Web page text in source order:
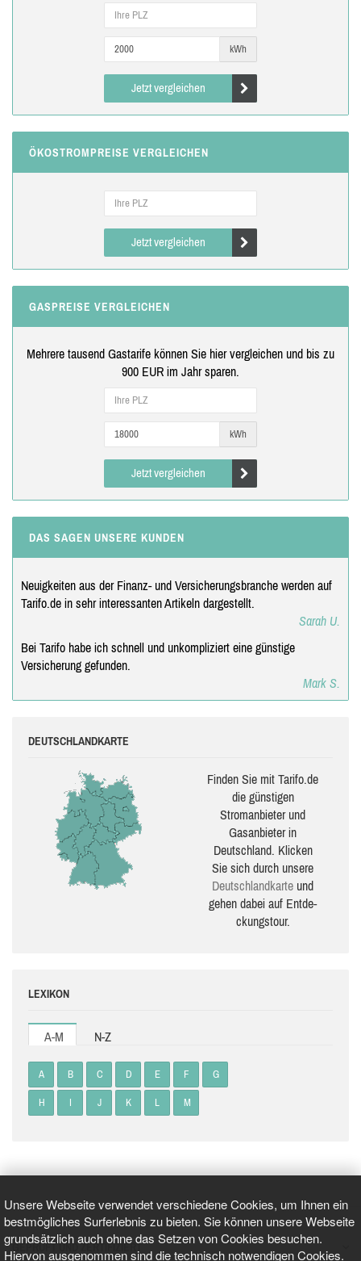
Unsere Webseite verwendet verschiedene Cookies, um Ihnen ein
bestmögliches Surferlebnis zu bieten. Sie können unsere Webseite
grundsätzlich auch ohne das Setzen von Cookies besuchen.
Hiervon ausgenommen sind die technisch notwendigen Cookies.
kWh
Jetzt vergleichen
ÖKOSTROMPREISE VERGLEICHEN
Jetzt vergleichen
GASPREISE VERGLEICHEN
Mehrere tausend Gastarife können Sie hier vergleichen und bis zu
900 EUR im Jahr sparen.
kWh
Jetzt vergleichen
DAS SAGEN UNSERE KUNDEN
Neuigkeiten aus der Finanz- und Versicherungsbranche werden auf
Tarifo.de in sehr interessanten Artikeln dargestellt.
Sarah U.
Bei Tarifo habe ich schnell und unkompliziert eine günstige
Versicherung gefunden.
Mark S.
DEUTSCHLANDKARTE
Finden Sie mit Tarifo.de
die güns­ti­gen
Stromanbieter und
Gasanbieter in
Deutschland. Klicken
Sie sich durch unsere
Deutsch­land­karte und
gehen dabei auf Ent­de­
ckungs­tour.
LEXIKON
A-M N-Z
A B C D E F G
H I J K L M
GEPRÜFT UND ZERTIFIZIERT